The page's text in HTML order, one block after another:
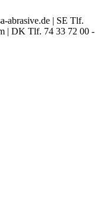
abrasive.de | SE Tlf.
| DK Tlf. 74 33 72 00 -